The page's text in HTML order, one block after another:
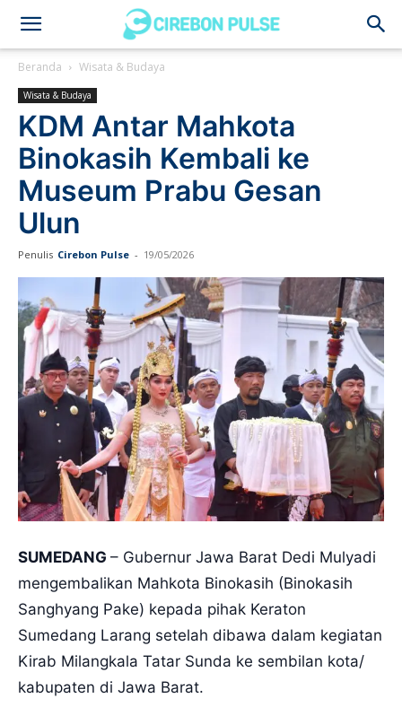
Cirebon
Pulse
Beranda Wisata & Budaya
Wisata & Budaya
KDM Antar Mahkota
Binokasih Kembali ke
Museum Prabu Gesan
Ulun
Penulis Cirebon Pulse - 19/05/2026
SUMEDANG – Gubernur Jawa Barat Dedi Mulyadi
mengembalikan Mahkota Binokasih (Binokasih
Sanghyang Pake) kepada pihak Keraton
Sumedang Larang setelah dibawa dalam kegiatan
Kirab Milangkala Tatar Sunda ke sembilan kota/
kabupaten di Jawa Barat.